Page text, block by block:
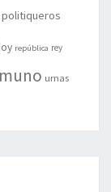
politiqueros
república rey
urnas